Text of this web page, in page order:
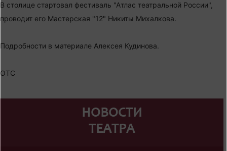
НОВОСТИ
ТЕАТРА
В столице стартовал фестиваль "Атлас театральной России",
проводит его Мастерская "12" Никиты Михалкова.
Подробности в материале Алексея Кудинова.
ОТС